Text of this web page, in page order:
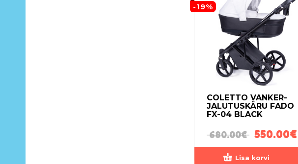
-19%
COLETTO VANKER-
JALUTUSKÄRU FADO
FX-04 BLACK
680.00€ 550.00€
Lisa korvi